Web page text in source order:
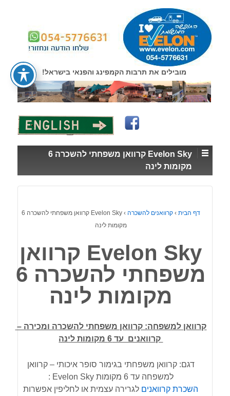
SKIP
MAIN
CONTENT
מובילים את תרבות הקמפינג והפנאי בישראל!
Evelon Sky קרוואן משפחתי להשכרה 6
מקומות לינה
דף הבית › קרוואנים להשכרה ›
Evelon Sky קרוואן משפחתי להשכרה 6
מקומות לינה
Evelon Sky קרוואן
משפחתי להשכרה 6
מקומות לינה
קרוואן למשפחה: קרוואן משפחתי להשכרה ומכירה –
קרוואנים עד 6 מקומות לינה
דגם: קרוואן משפחתי בגימור סופר איכותי – קרוואן
למשפחה עד 6 מקומות Evelon Sky :
השכרת קרוואנים לגרירה עצמית או לחליפין אפשרות